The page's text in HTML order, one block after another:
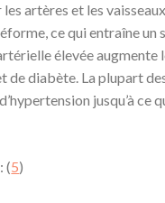
artères et les vaisseaux
ce qui entraîne un
élevée augmente
de diabète. La plupart
jusqu’à ce
(5)